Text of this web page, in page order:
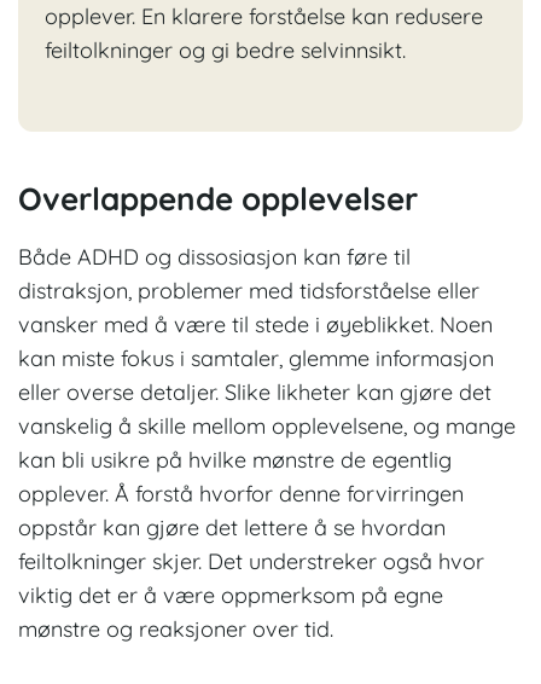
opplever. En klarere forståelse kan redusere
feiltolkninger og gi bedre selvinnsikt.
Overlappende opplevelser
Både ADHD og dissosiasjon kan føre til
distraksjon, problemer med tidsforståelse eller
vansker med å være til stede i øyeblikket. Noen
kan miste fokus i samtaler, glemme informasjon
eller overse detaljer. Slike likheter kan gjøre det
vanskelig å skille mellom opplevelsene, og mange
kan bli usikre på hvilke mønstre de egentlig
opplever. Å forstå hvorfor denne forvirringen
oppstår kan gjøre det lettere å se hvordan
feiltolkninger skjer. Det understreker også hvor
viktig det er å være oppmerksom på egne
mønstre og reaksjoner over tid.